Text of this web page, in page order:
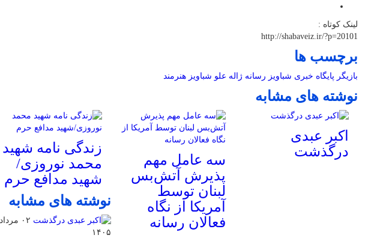
لینک کوتاه :
http://shabaveiz.ir/?p=20101
برچسب ها
بازیگر پایگاه خبری شباویز رسانه ژاله علو شباویز هنرمند
نوشته های مشابه
اکبر عبدی
درگذشت
سه عامل مهم
پذیرش آتش‌بس
لبنان توسط
آمریکا از نگاه
فعالان رسانه
زندگی نامه شهید
محمد نوروزی/
شهید مدافع حرم
نوشته های مشابه
۰۲ مرداد
۱۴۰۵